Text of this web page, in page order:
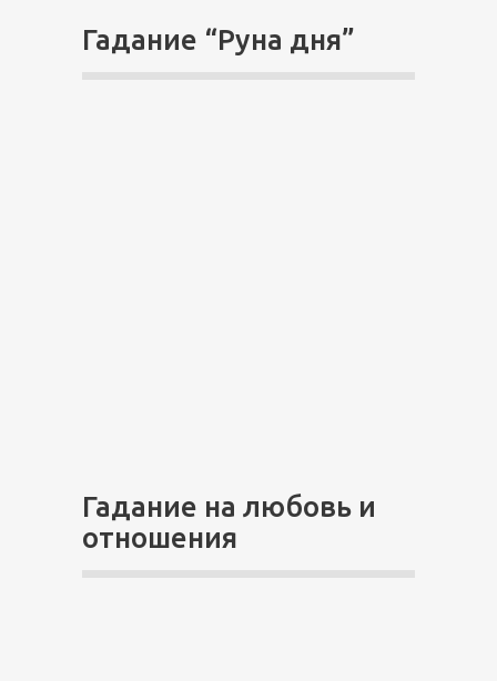
Гадание “Руна дня”
Гадание на любовь и
отношения